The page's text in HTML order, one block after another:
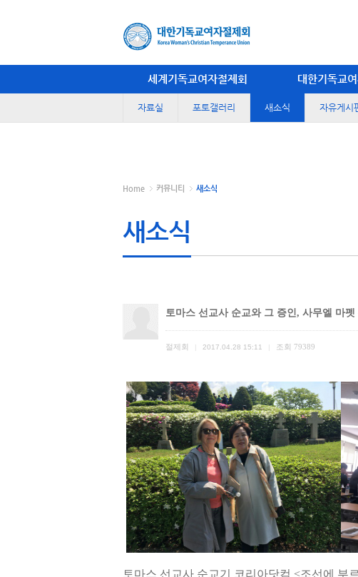
세계기독교여자절제회 대한기독교
자료실 포토갤러리 새소식 자유게시
Home 커뮤니티 새소식
새소식
토마스 선교사 순교와 그 증인, 사무엘 마펫
절제회 2017.04.28 15:11 조회 79389
토마스 선교사 순교기 코리아닷컴 <조선에 부